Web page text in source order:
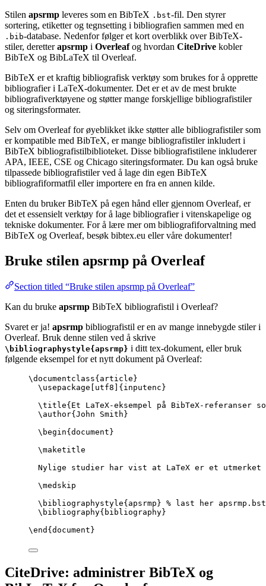
Stilen apsrmp leveres som en BibTeX .bst-fil. Den styrer
sortering, etiketter og tegnsetting i bibliografien sammen med en
.bib-database. Nedenfor følger et kort overblikk over BibTeX-
stiler, deretterapsrmp i Overleafog hvordan CiteDrive kobler
BibTeX og BibLaTeX til Overleaf.
BibTeX er et kraftig bibliografisk verktøy som brukes for å opprette
bibliografier i LaTeX-dokumenter. Det er et av de mest brukte
bibliografiverktøyene og støtter mange forskjellige bibliografistiler
og siteringsformater.
Selv om Overleaf for øyeblikket ikke støtter alle bibliografistiler som
er kompatible med BibTeX, er mange bibliografistiler inkludert i
BibTeX bibliografistilbiblioteket. Disse bibliografistilene inkluderer
APA, IEEE, CSE og Chicago siteringsformater. Du kan også bruke
tilpassede bibliografistiler ved å lage din egen BibTeX
bibliografiformatfil eller importere en fra en annen kilde.
Enten du bruker BibTeX på egen hånd eller gjennom Overleaf, er
det et essensielt verktøy for å lage bibliografier i vitenskapelige og
tekniske dokumenter. For å lære mer om bibliografiforvaltning med
BibTeX og Overleaf, besøk bibtex.eu eller våre dokumenter!
Bruke stilen apsrmp på Overleaf
Section titled “Bruke stilen apsrmp på Overleaf”
Kan du bruke apsrmp BibTeX bibliografistil i Overleaf?
Svaret er ja! apsrmp bibliografistil er en av mange innebygde stiler i
Overleaf. Bruk denne stilen ved å skrive
\bibliographystyle{apsrmp} i ditt tex-dokument, eller bruk
følgende eksempel for et nytt dokument på Overleaf:
\documentclass{ article }
\usepackage
utf8 ]{ inputenc }
\title{Et LaTeX-eksempel på BibTeX-
\author{John Smith}
\begin{ document }
\maketitle
Nylige studier har vist at LaTeX er et utmerket
\medskip
\bibliographystyle{apsrmp} % last her apsrmp.bst
\bibliography{bibliography}
\end { document }
CiteDrive: administrer BibTeX og